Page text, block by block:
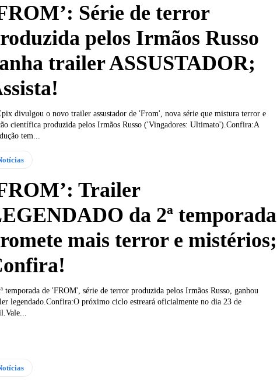
Série de terror
pelos Irmãos Russo
trailer ASSUSTADOR;
divulgou o novo trailer assustador de 'From', nova série que mistura terror e
científica produzida pelos Irmãos Russo ('Vingadores: Ultimato').Confira:A
tem...
Trailer
da 2ª temporada
mais terror e mistérios;
temporada de 'FROM', série de terror produzida pelos Irmãos Russo, ganhou
legendado.Confira:O próximo ciclo estreará oficialmente no dia 23 de